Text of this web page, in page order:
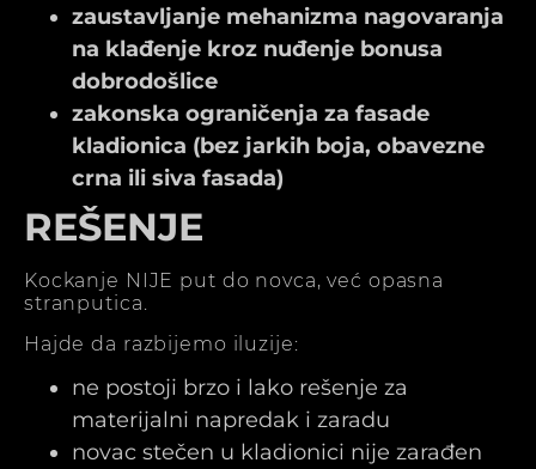
zaustavljanje mehanizma nagovaranja
na klađenje kroz nuđenje bonusa
dobrodošlice
zakonska ograničenja za fasade
kladionica (bez jarkih boja, obavezne
crna ili siva fasada)
REŠENJE
Kockanje NIJE put do novca, već opasna
stranputica.
Hajde da razbijemo iluzije:
ne postoji brzo i lako rešenje za
materijalni napredak i zaradu
novac stečen u kladionici nije zarađen